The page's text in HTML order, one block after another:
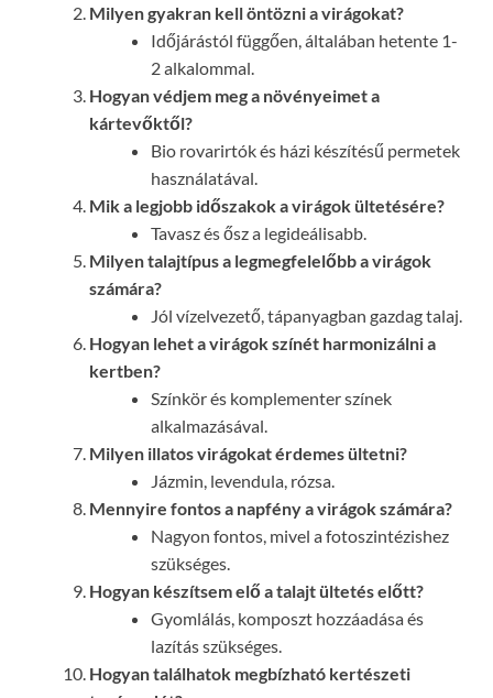
Milyen gyakran kell öntözni a virágokat?
Időjárástól függően, általában hetente 1-
2 alkalommal.
Hogyan védjem meg a növényeimet a
kártevőktől?
Bio rovarirtók és házi készítésű permetek
használatával.
Mik a legjobb időszakok a virágok ültetésére?
Tavasz és ősz a legideálisabb.
Milyen talajtípus a legmegfelelőbb a virágok
számára?
Jól vízelvezető, tápanyagban gazdag talaj.
Hogyan lehet a virágok színét harmonizálni a
kertben?
Színkör és komplementer színek
alkalmazásával.
Milyen illatos virágokat érdemes ültetni?
Jázmin, levendula, rózsa.
Mennyire fontos a napfény a virágok számára?
Nagyon fontos, mivel a fotoszintézishez
szükséges.
Hogyan készítsem elő a talajt ültetés előtt?
Gyomlálás, komposzt hozzáadása és
lazítás szükséges.
Hogyan találhatok megbízható kertészeti